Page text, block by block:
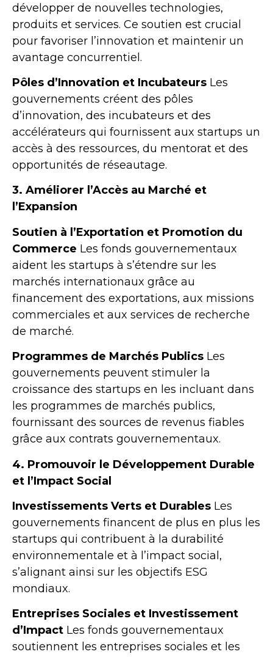
développer de nouvelles technologies,
produits et services. Ce soutien est crucial
pour favoriser l’innovation et maintenir un
avantage concurrentiel.
Pôles d’Innovation et Incubateurs Les
gouvernements créent des pôles
d’innovation, des incubateurs et des
accélérateurs qui fournissent aux startups un
accès à des ressources, du mentorat et des
opportunités de réseautage.
3. Améliorer l’Accès au Marché et
l’Expansion
Soutien à l’Exportation et Promotion du
Commerce Les fonds gouvernementaux
aident les startups à s’étendre sur les
marchés internationaux grâce au
financement des exportations, aux missions
commerciales et aux services de recherche
de marché.
Programmes de Marchés Publics Les
gouvernements peuvent stimuler la
croissance des startups en les incluant dans
les programmes de marchés publics,
fournissant des sources de revenus fiables
grâce aux contrats gouvernementaux.
4. Promouvoir le Développement Durable
et l’Impact Social
Investissements Verts et Durables Les
gouvernements financent de plus en plus les
startups qui contribuent à la durabilité
environnementale et à l’impact social,
s’alignant ainsi sur les objectifs ESG
mondiaux.
Entreprises Sociales et Investissement
d’Impact Les fonds gouvernementaux
soutiennent les entreprises sociales et les